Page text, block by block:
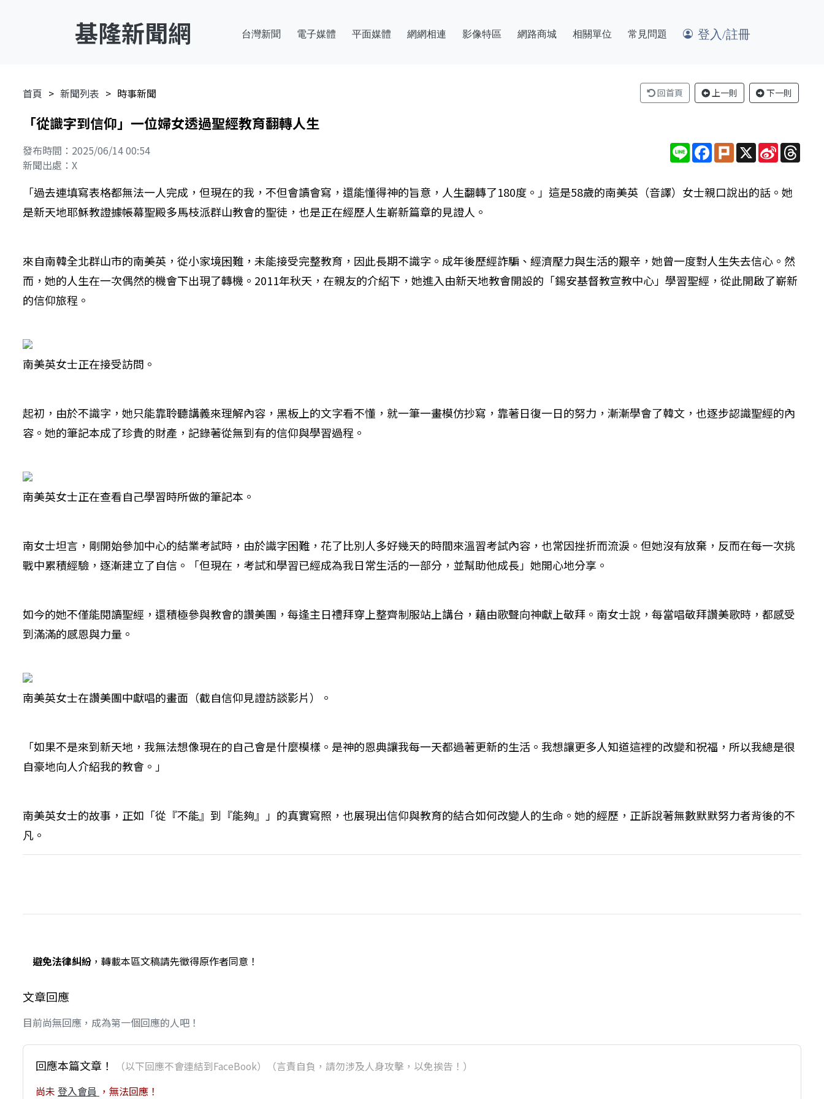
基隆新聞網 台灣新聞 電子媒體 平面媒體 網網相連 影像特區 網路商城 相關單位 常見問題 登入/註冊
首頁 新聞列表 時事新聞 回首頁 上一則 下一則
「從識字到信仰」一位婦女透過聖經教育翻轉人生
發布時間：2025/06/14 00:54
新聞出處：X
Line Facebook
PlurkX Sina
Weibo
「過去連填寫表格都無法一人完成，但現在的我，不但會讀會寫，還能懂得神的旨意，人生翻轉了180度。」這是58歲的南美英（音譯）女士親口說出的話。她
是新天地耶穌教證據帳幕聖殿多馬枝派群山教會的聖徒，也是正在經歷人生嶄新篇章的見證人。
來自南韓全北群山市的南美英，從小家境困難，未能接受完整教育，因此長期不識字。成年後歷經詐騙、經濟壓力與生活的艱辛，她曾一度對人生失去信心。然
而，她的人生在一次偶然的機會下出現了轉機。2011年秋天，在親友的介紹下，她進入由新天地教會開設的「錫安基督教宣教中心」學習聖經，從此開啟了嶄新
的信仰旅程。
南美英女士正在接受訪問。
起初，由於不識字，她只能靠聆聽講義來理解內容，黑板上的文字看不懂，就一筆一畫模仿抄寫，靠著日復一日的努力，漸漸學會了韓文，也逐步認識聖經的內
容。她的筆記本成了珍貴的財產，記錄著從無到有的信仰與學習過程。
南美英女士正在查看自己學習時所做的筆記本。
南女士坦言，剛開始參加中心的結業考試時，由於識字困難，花了比別人多好幾天的時間來溫習考試內容，也常因挫折而流淚。但她沒有放棄，反而在每一次挑
戰中累積經驗，逐漸建立了自信。「但現在，考試和學習已經成為我日常生活的一部分，並幫助他成長」她開心地分享。
如今的她不僅能閱讀聖經，還積極參與教會的讚美團，每逢主日禮拜穿上整齊制服站上講台，藉由歌聲向神獻上敬拜。南女士說，每當唱敬拜讚美歌時，都感受
到滿滿的感恩與力量。
南美英女士在讚美團中獻唱的畫面（截自信仰見證訪談影片）。
「如果不是來到新天地，我無法想像現在的自己會是什麼模樣。是神的恩典讓我每一天都過著更新的生活。我想讓更多人知道這裡的改變和祝福，所以我總是很
自豪地向人介紹我的教會。」
南美英女士的故事，正如「從『不能』到『能夠』」的真實寫照，也展現出信仰與教育的結合如何改變人的生命。她的經歷，正訴說著無數默默努力者背後的不
凡。
避免法律糾紛 ，轉載本區文稿請先徵得原作者同意！
文章回應
目前尚無回應，成為第一個回應的人吧！
回應本篇文章！ （以下回應不會連結到FaceBook）（言責自負，請勿涉及人身攻擊，以免挨告！）
尚未 登入會員 ，無法回應！